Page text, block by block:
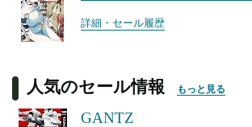
詳細・セール履歴
人気のセール情報 もっと見る
GANTZ